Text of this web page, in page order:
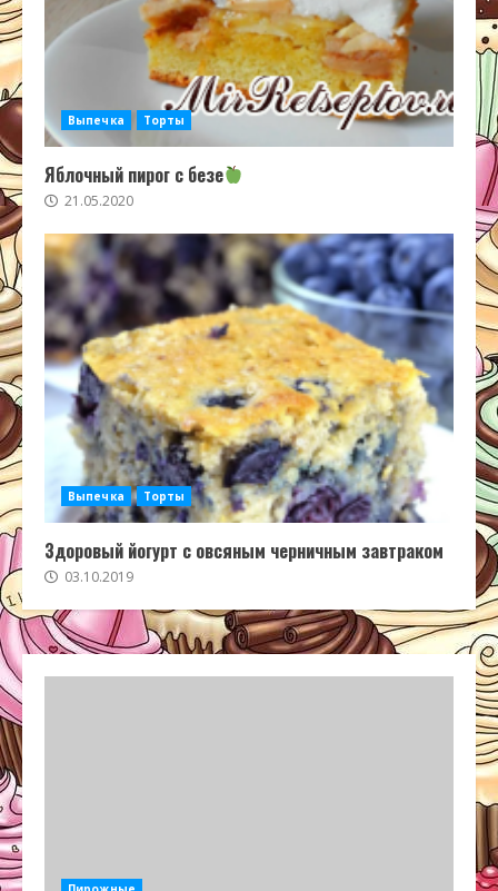
Выпечка Торты
Яблочный пирог с безе
21.05.2020
Выпечка Торты
Здоровый йогурт с овсяным черничным завтраком
03.10.2019